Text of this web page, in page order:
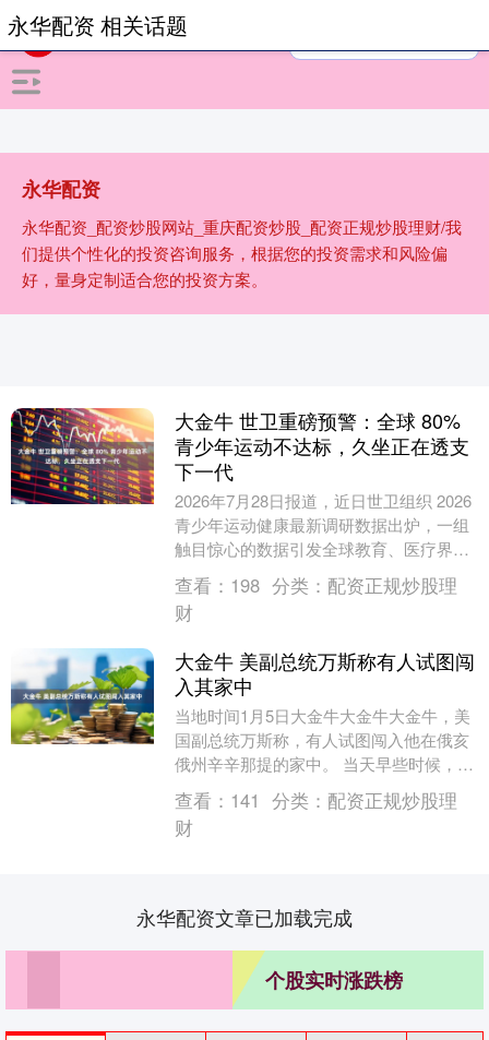
永华配资
永华配资_配资炒股网站_重庆配资炒股_配资正规炒股理财/我
们提供个性化的投资咨询服务，根据您的投资需求和风险偏
好，量身定制适合您的投资方案。
永华配资 相关话题
大金牛 世卫重磅预警：全球 80%
青少年运动不达标，久坐正在透支
下一代
2026年7月28日报道，近日世卫组织 2026
青少年运动健康最新调研数据出炉，一组
触目惊心的数据引发全球教育、医疗界集
体热议：全球 5-17 岁儿童青少年中....
查看： 198 分类： 配资正规炒股理
财
大金牛 美副总统万斯称有人试图闯
入其家中
当地时间1月5日大金牛大金牛大金牛，美
国副总统万斯称，有人试图闯入他在俄亥
俄州辛辛那提的家中。 当天早些时候，美
国特勤局称，已拘留1名砸碎万斯在俄亥俄
州住宅窗户....
查看： 141 分类： 配资正规炒股理
财
永华配资文章已加载完成
个股实时涨跌榜